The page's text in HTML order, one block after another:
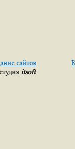
сайтов
itsoft